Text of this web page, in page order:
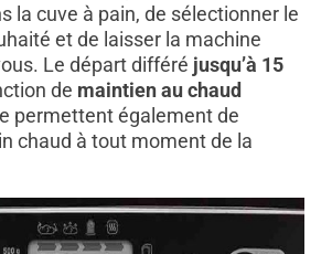
la cuve à pain, de sélectionner le
et de laisser la machine
Le départ différé jusqu’à 15
de maintien au chaud
permettent également de
chaud à tout moment de la